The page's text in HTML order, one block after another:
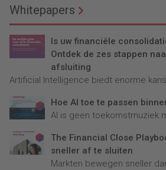
Whitepapers
Is uw financiële
Ontdek de zes stappen
afsluiting
Artificial Intelligence biedt enorme
Hoe AI toe te passen
AI is geen toekomstmuziek
The Financial Close
sneller af te sluiten
Markten bewegen sneller